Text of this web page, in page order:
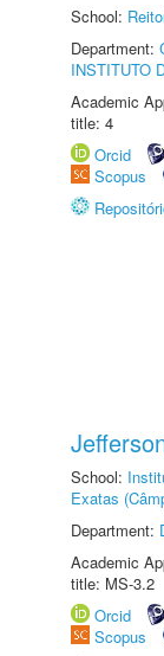
School:
Department:
INSTITUTO
Academic
title: 4
Orcid
Scopus
School:
Exatas
Department:
Academic
title: MS-3.2
Orcid
Scopus